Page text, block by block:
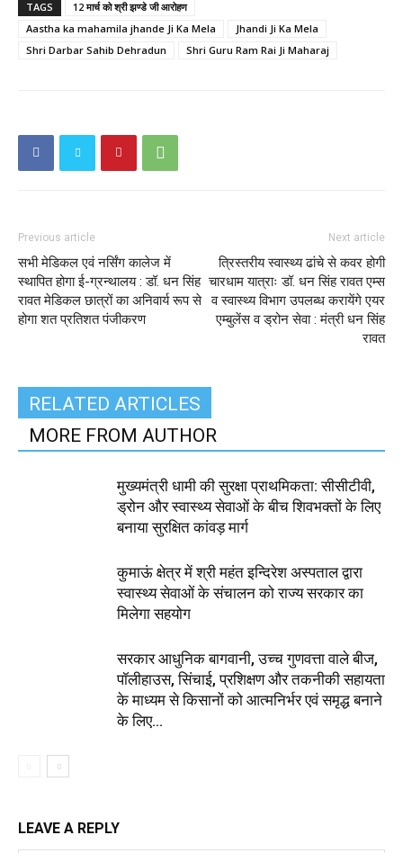
TAGS
12 मार्च को श्री झण्डे जी आरोहण
Aastha ka mahamila jhande Ji Ka Mela
Jhandi Ji Ka Mela
Shri Darbar Sahib Dehradun
Shri Guru Ram Rai Ji Maharaj
Previous article
सभी मेडिकल एवं नर्सिंग कालेज में
स्थापित होगा ई-ग्रन्थालय : डॉ. धन सिंह
रावत मेडिकल छात्रों का अनिवार्य रूप से
होगा शत प्रतिशत पंजीकरण
Next article
त्रिस्तरीय स्वास्थ्य ढांचे से कवर होगी
चारधाम यात्राः डॉ. धन सिंह रावत एम्स
व स्वास्थ्य विभाग उपलब्ध करायेंगे एयर
एम्बुलेंस व ड्रोन सेवा : मंत्री धन सिंह
रावत
RELATED ARTICLES
MORE FROM AUTHOR
मुख्यमंत्री धामी की सुरक्षा प्राथमिकता: सीसीटीवी,
ड्रोन और स्वास्थ्य सेवाओं के बीच शिवभक्तों के लिए
बनाया सुरक्षित कांवड़ मार्ग
कुमाऊं क्षेत्र में श्री महंत इन्दिरेश अस्पताल द्वारा
स्वास्थ्य सेवाओं के संचालन को राज्य सरकार का
मिलेगा सहयोग
सरकार आधुनिक बागवानी, उच्च गुणवत्ता वाले बीज,
पॉलीहाउस, सिंचाई, प्रशिक्षण और तकनीकी सहायता
के माध्यम से किसानों को आत्मनिर्भर एवं समृद्ध बनाने
के लिए...
LEAVE A REPLY